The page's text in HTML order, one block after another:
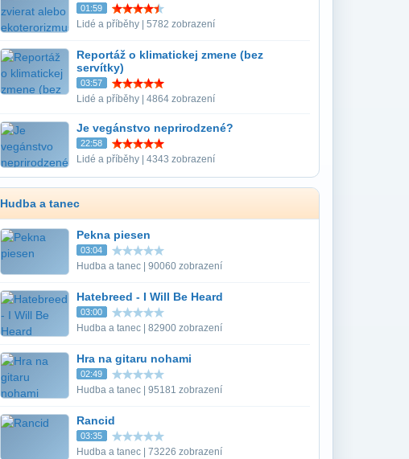
01:59
Lidé a příběhy | 5782 zobrazení
Reportáž o klimatickej zmene (bez
servítky)
03:57
Lidé a příběhy | 4864 zobrazení
Je vegánstvo neprirodzené?
22:58
Lidé a příběhy | 4343 zobrazení
Hudba a tanec
Pekna piesen
03:04
Hudba a tanec | 90060 zobrazení
Hatebreed - I Will Be Heard
03:00
Hudba a tanec | 82900 zobrazení
Hra na gitaru nohami
02:49
Hudba a tanec | 95181 zobrazení
Rancid
03:35
Hudba a tanec | 73226 zobrazení